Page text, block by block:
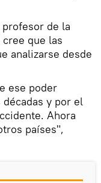
de la
que las
analizarse desde
ese poder
y por el
Ahora
países",